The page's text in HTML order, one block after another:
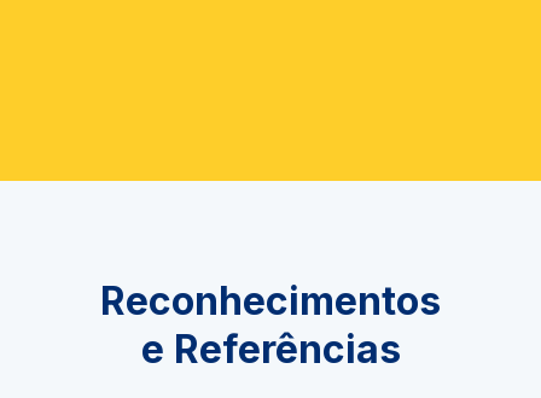
Reconhecimentos
e Referências